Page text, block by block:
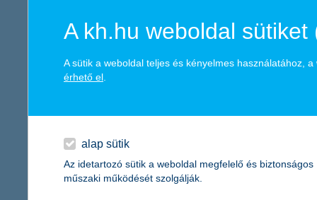
2015.04.14.
tornaterem jelenti. Hazánkban az 1,4 millió gyermekből
megerősítést is kapnak és ezzel esélyt a kiemelkedésre.
Az év első negyedévében gyakorlatilag stagnált a
most először mérettől és szektortól függetlenül szinte azonos
A kh.hu weboldal sütiket
A sütik a weboldal teljes és kényelmes használatához,
érhető el
alap sütik
Az idetartozó sütik a weboldal megfelelő és biztonságos
műszaki működését szolgálják.